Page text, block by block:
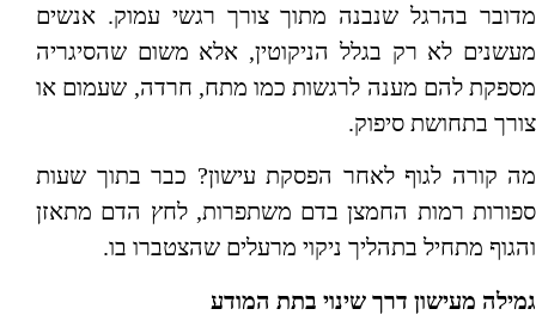
מדובר בהרגל שנבנה מתוך צורך רגשי עמוק. אנשים
מעשנים לא רק בגלל הניקוטין, אלא משום שהסיגריה
מספקת להם מענה לרגשות כמו מתח, חרדה, שעמום או
צורך בתחושת סיפוק.
מה קורה לגוף לאחר הפסקת עישון? כבר בתוך שעות
ספורות רמות החמצן בדם משתפרות, לחץ הדם מתאזן
והגוף מתחיל בתהליך ניקוי מרעלים שהצטברו בו.
גמילה מעישון דרך שינוי בתת המודע